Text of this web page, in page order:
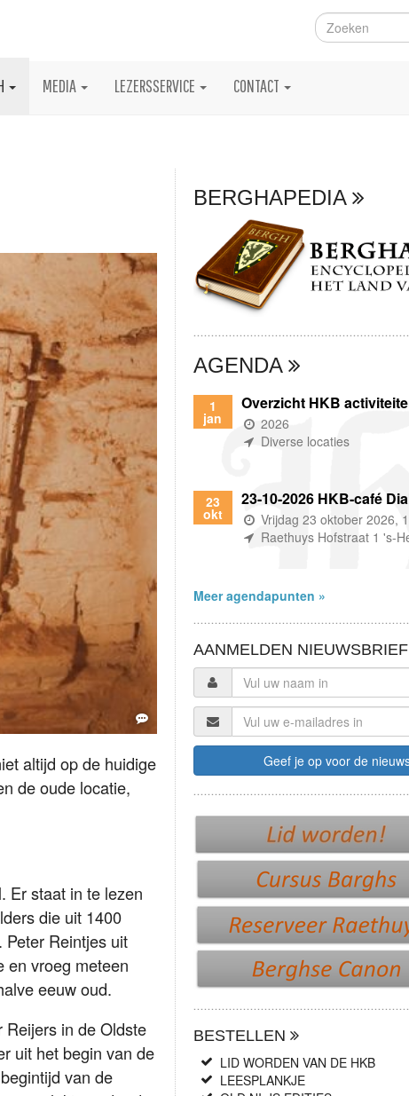
MEDIA LEZERSSERVICE CONTACT
altijd op de huidige
de oude locatie,
Er staat in te lezen
die uit 1400
Reintjes uit
en vroeg meteen
eeuw oud.
in de Oldste
uit het begin van de
van de
BERGHAPEDIA
AGENDA
1
jan
Overzicht HKB
(wanneer)
2026
(waar)
Diverse locaties
23
okt
23-10-2026 HKB-café
(wanneer)
Vrijdag 23 oktober 2026,
(waar)
Raethuys Hofstraat 1 's-
Meer agendapunten »
AANMELDEN NIEUWSBRIEF
BESTELLEN
LID WORDEN VAN DE HKB
LEESPLANKJE